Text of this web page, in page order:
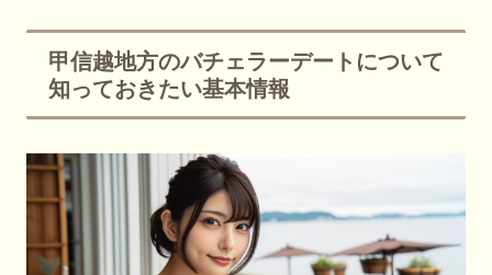
甲信越地方のバチェラーデートについて
知っておきたい基本情報